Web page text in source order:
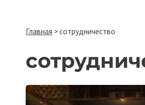
Главная >сотрудничество